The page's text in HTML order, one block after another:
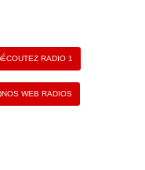
ÉCOUTEZ RADIO 1
NOS WEB RADIOS